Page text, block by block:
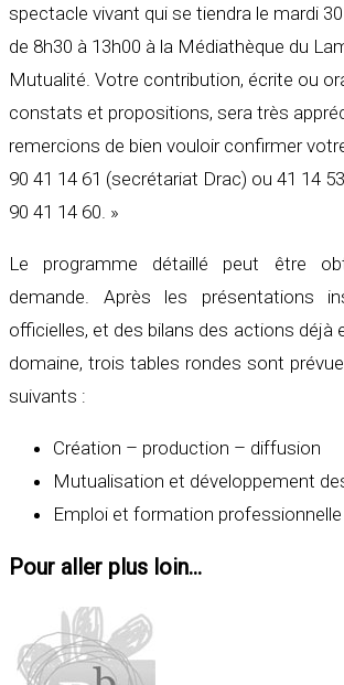
spectacle vivant qui se tiendra le mardi
de 8h30 à 13h00 à la Médiathèque du
Mutualité. Votre contribution, écrite ou
constats et propositions, sera très
remercions de bien vouloir confirmer
90 41 14 61 (secrétariat Drac) ou 41 14
90 41 14 60. »
Le programme détaillé peut être
demande. Après les présentations
officielles, et des bilans des actions déjà
domaine, trois tables rondes sont
suivants :
Création – production – diffusion
Mutualisation et développement
Emploi et formation professionnelle
Pour aller plus loin...